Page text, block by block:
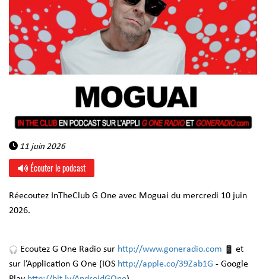
11 juin 2026
Écouter le podcast
Réecoutez InTheClub G One avec Moguai du mercredi 10 juin
2026.
Ecoutez G One Radio sur http://www.goneradio.com
et
sur l’Application G One (IOS http://apple.co/39Zab1G - Google